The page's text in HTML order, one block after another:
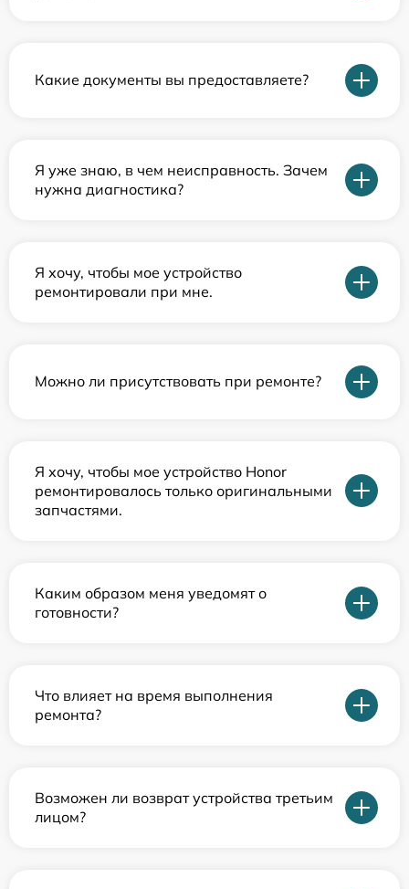
Какие документы вы предоставляете?
Я уже знаю, в чем неисправность. Зачем
нужна диагностика?
Я хочу, чтобы мое устройство
ремонтировали при мне.
Можно ли присутствовать при ремонте?
Я хочу, чтобы мое устройство Honor
ремонтировалось только оригинальными
запчастями.
Каким образом меня уведомят о
готовности?
Что влияет на время выполнения
ремонта?
Возможен ли возврат устройства третьим
лицом?